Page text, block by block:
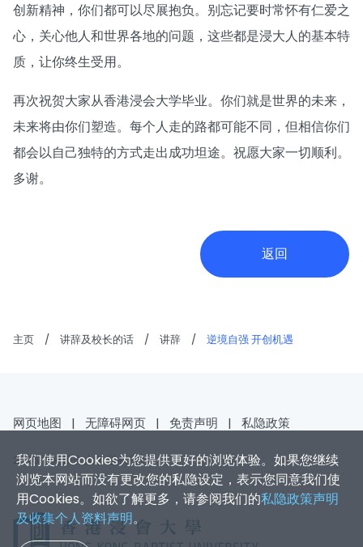
创新精神，你们都可以尽展抱负。别忘记要时常怀有仁爱之
心，关心他人和世界各地的问题，这些都是浸大人的基本特
质，让你终生受用。
再次祝贺大家从香港浸会大学毕业。你们就是世界的未来，
未来将由你们塑造。每个人走的路都可能不同，但相信你们
都会以自己独特的方式走出成功坦途。祝愿大家一切顺利。
多谢。
返回
主页 / 讲辞及校长的话 / 讲辞 / 逆境自强 开创机遇
我们使用Cookies为您提供更好的浏览体验。如果您继续
浏览本网站而没有更改您的私隐设定，表示您同意我们使
用Cookies。如欲了解更多，请参阅我们的私隐政策声明
及收集个人资料声明。
网页地图 | 无障碍网页 | 免责声明 | 私隐政策
2026 香港浸会大学 版权所有